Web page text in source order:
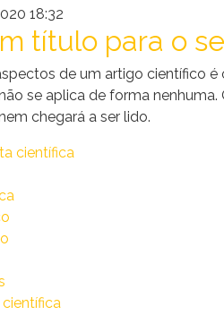
18:32
título para o
de um artigo científico
se aplica de forma
chegará a ser lido.
científica